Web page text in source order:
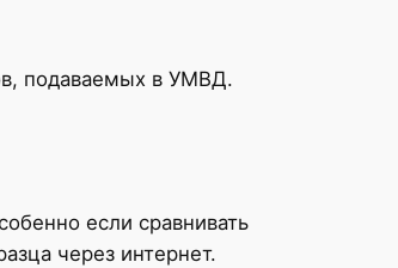
подаваемых в УМВД.
если сравнивать
через интернет.